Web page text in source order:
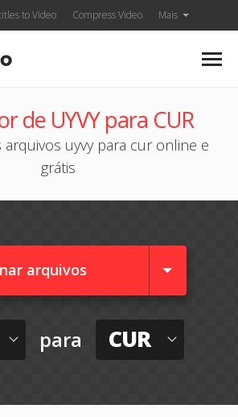
to Video Compress Video Mais
de UYVY para CUR
arquivos uyvy para cur online e
grátis
arquivos
para CUR